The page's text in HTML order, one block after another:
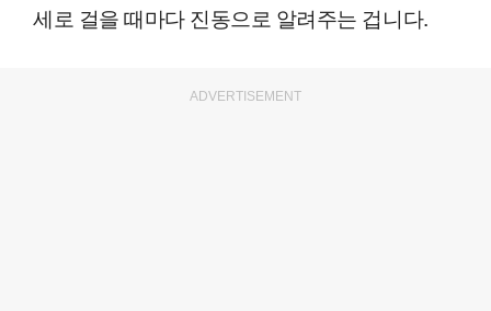
세로 걸을 때마다 진동으로 알려주는 겁니다.
ADVERTISEMENT